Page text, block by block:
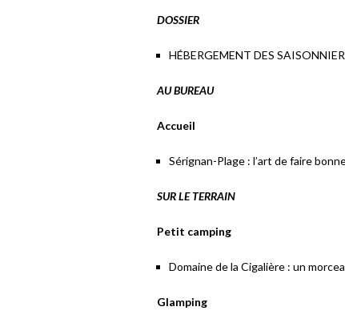
DOSSIER
HÉBERGEMENT DES
AU BUREAU
Accueil
Sérignan-Plage : l’art de faire
SUR LE TERRAIN
Petit camping
Domaine de la Cigalière : un
Glamping